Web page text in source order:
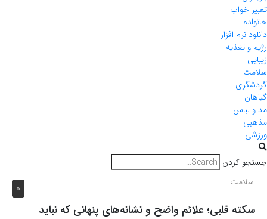
تعبیر خواب
خانواده
دانلود نرم افزار
رژیم و تغذیه
زیبایی
سلامت
گردشگری
گیاهان
مد و لباس
مذهبی
ورزشی
جستجو کردن
0 سلامت
سکته قلبی؛ علائم واضح و نشانه‌های پنهانی که نباید